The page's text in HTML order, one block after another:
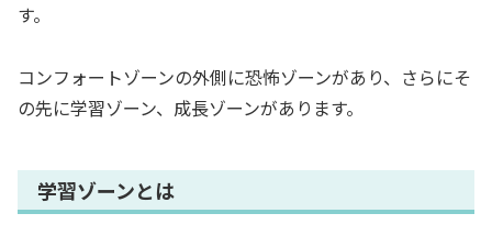
す。
コンフォートゾーンの外側に恐怖ゾーンがあり、さらにそ
の先に学習ゾーン、成長ゾーンがあります。
学習ゾーンとは